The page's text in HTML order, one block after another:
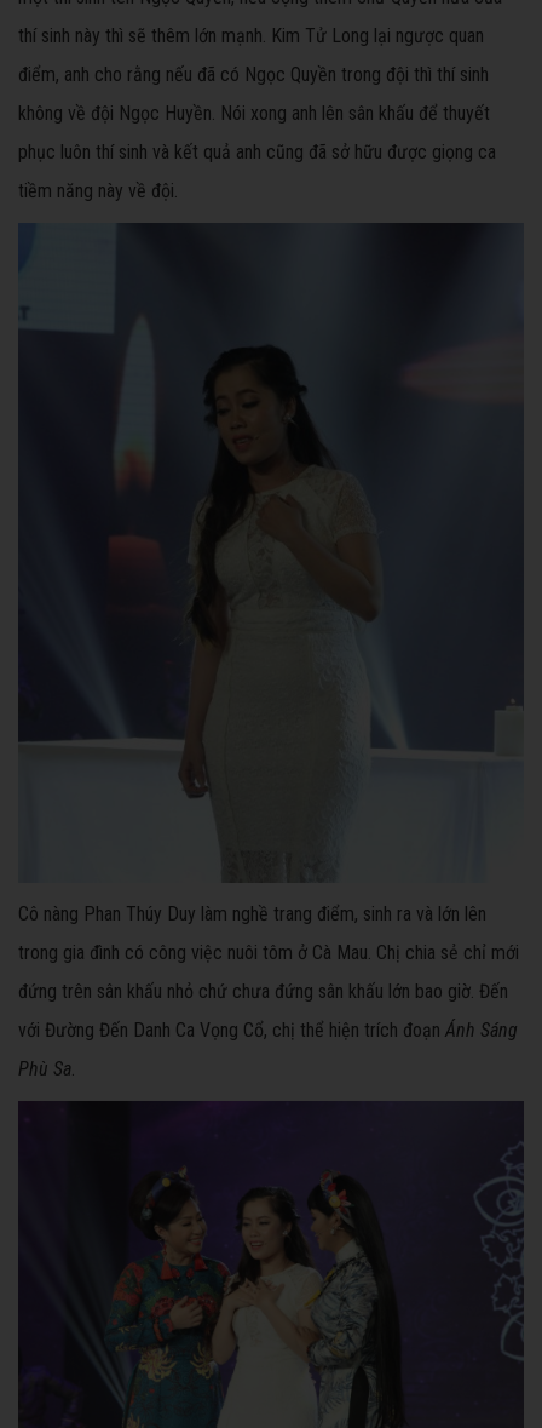
thí sinh này thì sẽ thêm lớn mạnh. Kim Tử Long lại ngược quan
điểm, anh cho rằng nếu đã có Ngọc Quyền trong đội thì thí sinh
không về đội Ngọc Huyền. Nói xong anh lên sân khấu để thuyết
phục luôn thí sinh và kết quả anh cũng đã sở hữu được giọng ca
tiềm năng này về đội.
Cô nàng Phan Thúy Duy làm nghề trang điểm, sinh ra và lớn lên
trong gia đình có công việc nuôi tôm ở Cà Mau. Chị chia sẻ chỉ mới
đứng trên sân khấu nhỏ chứ chưa đứng sân khấu lớn bao giờ. Đến
với Đường Đến Danh Ca Vọng Cổ, chị thể hiện trích đoạn Ánh Sáng
Phù Sa